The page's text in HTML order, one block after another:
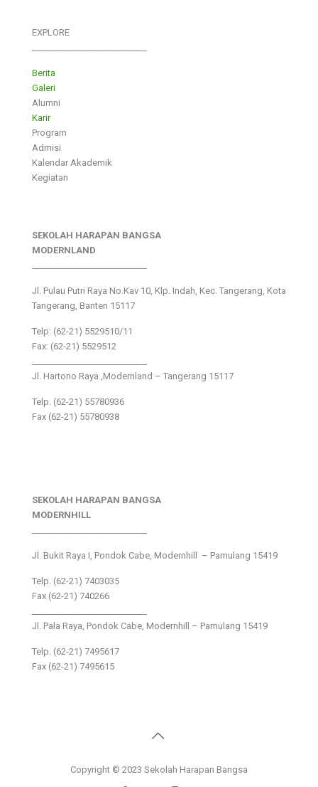
EXPLORE
Berita
Galeri
Alumni
Karir
Program
Admisi
Kalendar Akademik
Kegiatan
SEKOLAH HARAPAN BANGSA
MODERNLAND
Jl. Pulau Putri Raya No.Kav 10, Klp. Indah, Kec. Tangerang, Kota
Tangerang, Banten 15117
Telp: (62-21) 5529510/11
Fax: (62-21) 5529512
Jl. Hartono Raya ,Modernland – Tangerang 15117
Telp. (62-21) 55780936
Fax (62-21) 55780938
SEKOLAH HARAPAN BANGSA
MODERNHILL
Jl. Bukit Raya I, Pondok Cabe, Modernhill – Pamulang 15419
Telp. (62-21) 7403035
Fax (62-21) 740266
Jl. Pala Raya, Pondok Cabe, Modernhill – Pamulang 15419
Telp. (62-21) 7495617
Fax (62-21) 7495615
Copyright © 2023 Sekolah Harapan Bangsa